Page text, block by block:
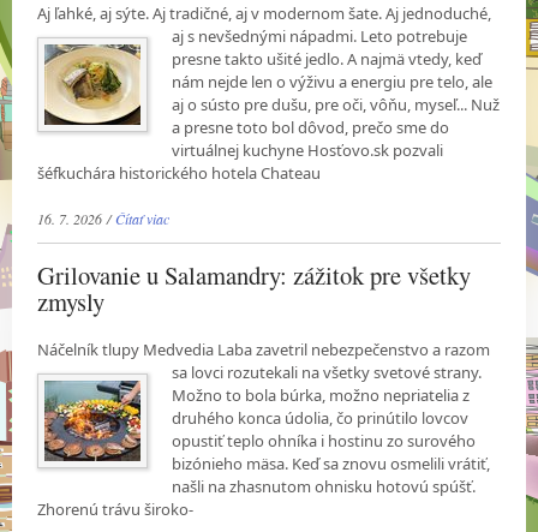
Aj ľahké, aj sýte. Aj tradičné, aj v modernom šate. Aj jednoduché,
aj s nevšednými nápadmi. Leto potrebuje
presne takto ušité jedlo. A najmä vtedy, keď
nám nejde len o výživu a energiu pre telo, ale
aj o sústo pre dušu, pre oči, vôňu, myseľ... Nuž
a presne toto bol dôvod, prečo sme do
virtuálnej kuchyne Hosťovo.sk pozvali
šéfkuchára historického hotela Chateau
16. 7. 2026 /Čítať viac
Grilovanie u Salamandry: zážitok pre všetky
zmysly
Náčelník tlupy Medvedia Laba zavetril nebezpečenstvo a razom
sa lovci rozutekali na všetkysvetové strany.
Možno to bola búrka, možno nepriatelia z
druhého konca údolia, čo prinútilo lovcov
opustiť teplo ohníka i hostinu zo surového
bizónieho mäsa. Keď sa znovu osmelili vrátiť,
našli na zhasnutom ohnisku hotovú spúšť.
Zhorenú trávu široko-